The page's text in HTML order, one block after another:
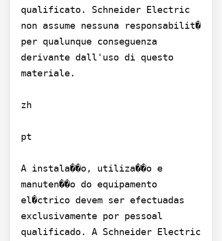
qualificato. Schneider Electric
non assume nessuna responsabilit�
per qualunque conseguenza
derivante dall'uso di questo
materiale.
zh
pt
A instala��o, utiliza��o e
manuten��o do equipamento
el�ctrico devem ser efectuadas
exclusivamente por pessoal
qualificado. A Schneider Electric